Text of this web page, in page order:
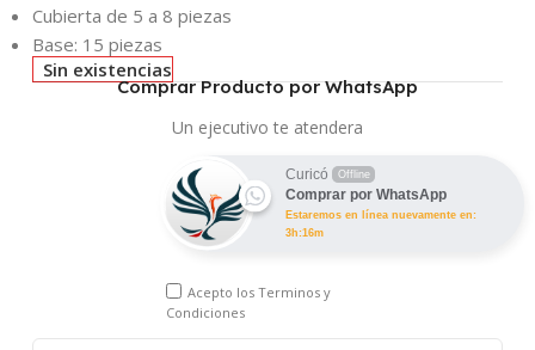
Cubierta de 5 a 8 piezas
Base: 15 piezas
Sin existencias
Comprar Producto por WhatsApp
Un ejecutivo te atendera
Curicó Offline
Comprar por WhatsApp
Estaremos en línea nuevamente en:
3h:16m
Acepto losTerminos y
Condiciones